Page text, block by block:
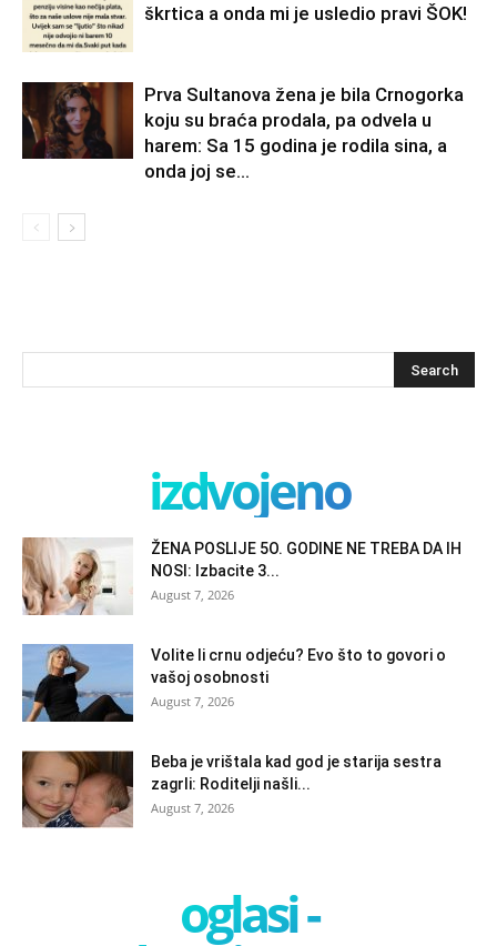
škrtica a onda mi je usledio pravi ŠOK!
Prva Sultanova žena je bila Crnogorka
koju su braća prodala, pa odvela u
harem: Sa 15 godina je rodila sina, a
onda joj se...
izdvojeno
ŽENA POSLIJE 5O. GODINE NE TREBA DA IH
NOSI: Izbacite 3...
August 7, 2026
Volite li crnu odjeću? Evo što to govori o
vašoj osobnosti
August 7, 2026
Beba je vrištala kad god je starija sestra
zagrli: Roditelji našli...
August 7, 2026
oglasi -